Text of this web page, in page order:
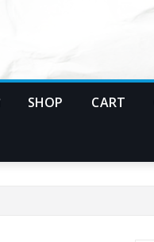
SHOP CART